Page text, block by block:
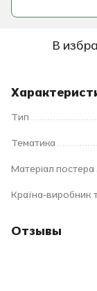
В
Тип
Тематика
Матеріал постера
Країна-виробник
Отзывы